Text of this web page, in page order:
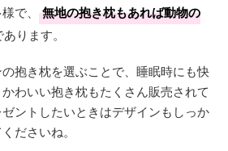
で、
無地の抱き枕もあれば動物の
ります。
抱き枕を選ぶことで、睡眠時にも快
わいい抱き枕もたくさん販売されて
ントしたいときはデザインもしっか
ださいね。